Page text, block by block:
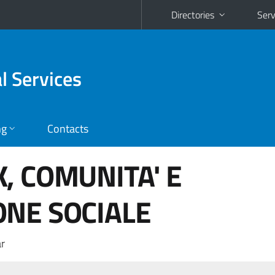
Directories
Services
Contacts
COMUNITA' E
SOCIALE